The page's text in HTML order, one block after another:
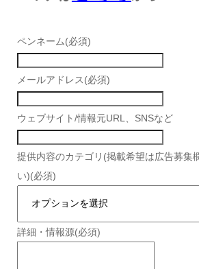
ペンネーム(必須)
メールアドレス(必須)
ウェブサイト/情報元URL、SNSなど
提供内容のカテゴリ(掲載希望は広告募集
い)(必須)
詳細・情報源(必須)